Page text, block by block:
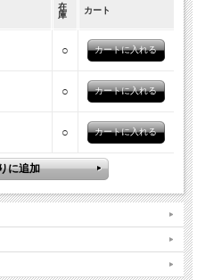
在
庫
カート
○
○
○